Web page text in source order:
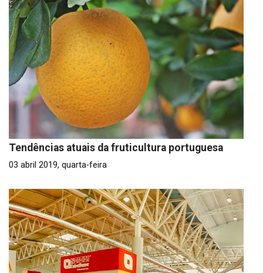
Tendências atuais da fruticultura portuguesa
03 abril 2019, quarta-feira